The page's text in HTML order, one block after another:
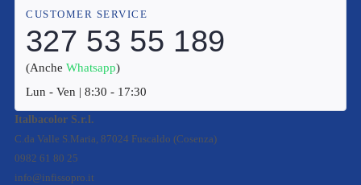
CUSTOMER SERVICE
327 53 55 189
(AncheWhatsapp)
Lun - Ven | 8:30 - 17:30
Italbacolor S.r.l.
C.da Valle S.Maria, 87024 Fuscaldo (Cosenza)
0982 61 80 25
info@infissopro.it